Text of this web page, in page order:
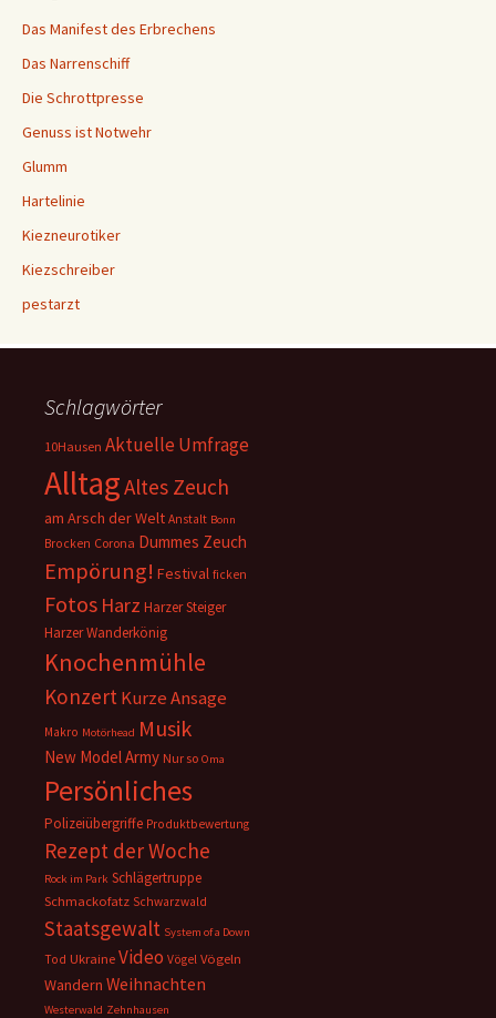
Das Manifest des Erbrechens
Das Narrenschiff
Die Schrottpresse
Genuss ist Notwehr
Glumm
Hartelinie
Kiezneurotiker
Kiezschreiber
pestarzt
Schlagwörter
10Hausen Aktuelle Umfrage
AlltagAltes Zeuch
am Arsch der Welt Anstalt Bonn
Brocken Corona Dummes Zeuch
Empörung! Festival ficken
Fotos Harz Harzer Steiger
Harzer Wanderkönig
Knochenmühle
KonzertKurze Ansage
Makro Motörhead Musik
New Model Army Nur so Oma
Persönliches
Polizeiübergriffe Produktbewertung
Rezept der Woche
Rock im Park Schlägertruppe
Schmackofatz Schwarzwald
Staatsgewalt System of a Down
Tod Ukraine Video Vögel Vögeln
Wandern Weihnachten
Westerwald Zehnhausen